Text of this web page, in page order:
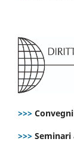
>>>
>>> Seminari